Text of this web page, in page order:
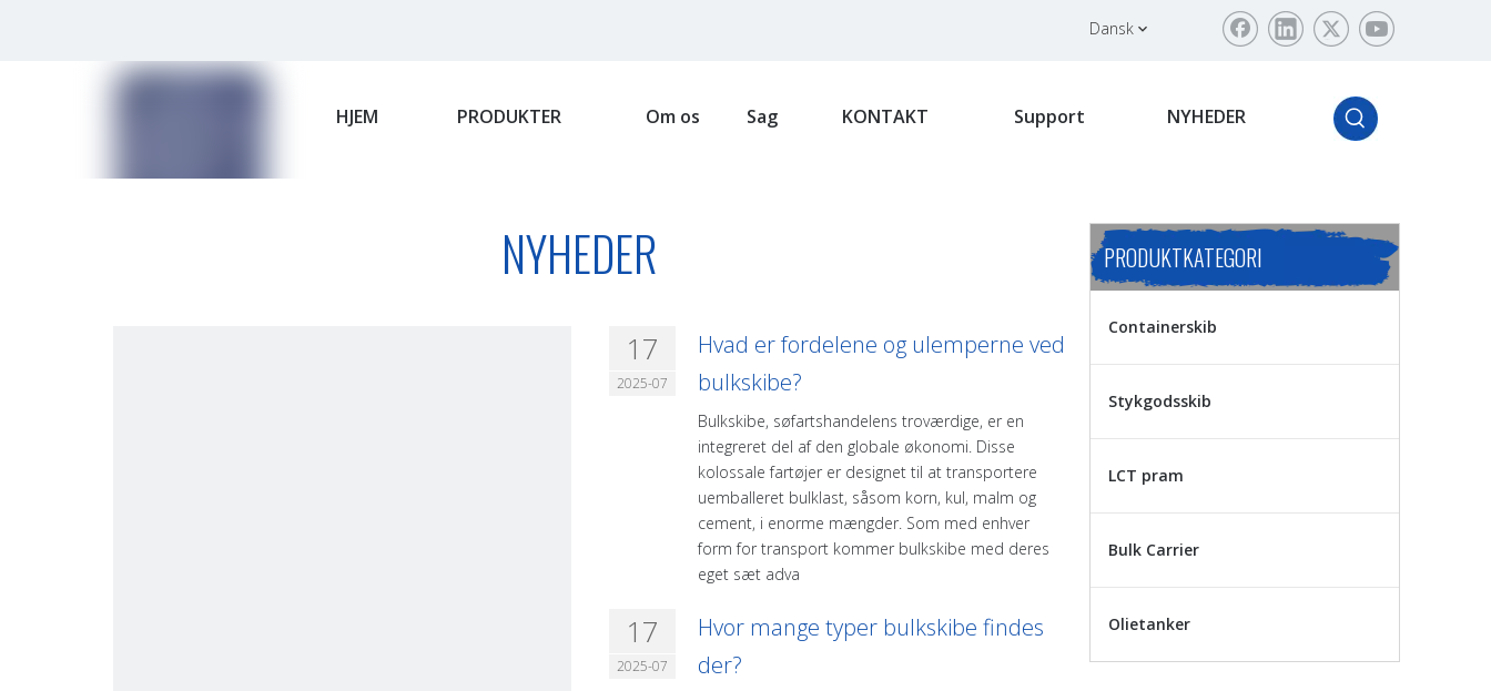
Dansk
HJEM PRODUKTER Om os Sag KONTAKT Support NYHEDER
NYHEDER
17
2025-07
Hvad er fordelene og ulemperne ved
bulkskibe?
Bulkskibe, søfartshandelens troværdige, er en
integreret del af den globale økonomi. Disse
kolossale fartøjer er designet til at transportere
uemballeret bulklast, såsom korn, kul, malm og
cement, i enorme mængder. Som med enhver
form for transport kommer bulkskibe med deres
eget sæt adva
17
2025-07
Hvor mange typer bulkskibe findes
der?
PRODUKTKATEGORI
Containerskib
Stykgodsskib
LCT pram
Bulk Carrier
Olietanker